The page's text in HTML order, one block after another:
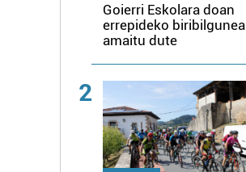
Goierri Eskolara doan
errepideko biribilgunea
amaitu dute
2